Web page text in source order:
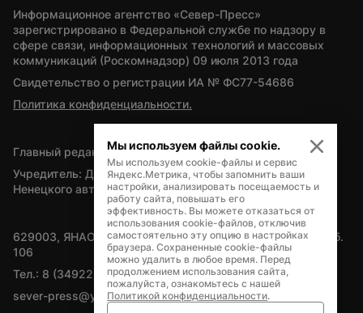
Информационное агентство «Север-Пресс»
зарегистрировано в Федеральной службе по надзору в
сфере связи, информационных технологий и массовых
коммуникаций (Роскомнадзор) 09 июля 2013 года
Свидетельство о регистрации ИА № ФС77-54686
Политика конфиденциальности.
Главный редактор — А.Л. Поздеев
Учредитель: Департамент внутренней политики Ямало-
Ненецкого автономного округа
629003, ЯНАО, Салехард, мкр. Богдана Кнунянца, д.1, каб.
106
Тел.: 8 (34922) 71262
sever-press@yamal-media.ru
Мы используем файлы cookie.
Мы используем cookie-файлы и сервис
Яндекс.Метрика, чтобы запомнить ваши
настройки, анализировать посещаемость и
работу сайта, повышать его
эффективность. Вы можете отказаться от
использования cookie-файлов, отключив
самостоятельно эту опцию в настройках
браузера. Сохраненные cookie-файлы
можно удалить в любое время. Перед
продолжением использования сайта,
пожалуйста, ознакомьтесь с нашей
Политикой конфиденциальности.